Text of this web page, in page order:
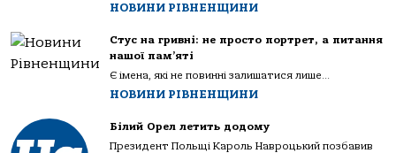
НОВИНИ РІВНЕНЩИНИ
Стус на гривні: не просто портрет, а питання
нашої пам’яті
Є імена, які не повинні залишатися лише...
НОВИНИ РІВНЕНЩИНИ
Білий Орел летить додому
Президент Польщі Кароль Навроцький позбавив